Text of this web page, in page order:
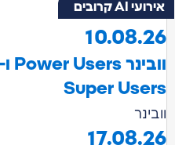
אירועי AI קרובים
10.08.26
וובינר Power Users ו-
Super Users
וובינר
17.08.26